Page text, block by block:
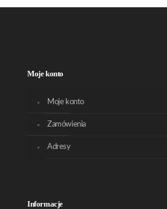
Moje konto
Moje konto
Zamówienia
Adresy
Informacje